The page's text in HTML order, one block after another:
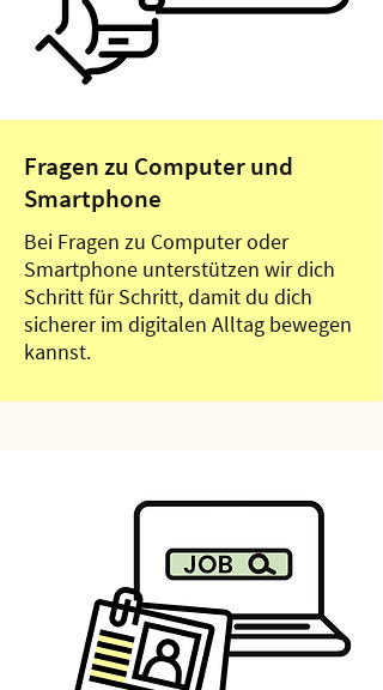
Fragen zu Computer und
Smartphone
Bei Fragen zu Computer oder
Smartphone unterstützen wir dich
Schritt für Schritt, damit du dich
sicherer im digitalen Alltag bewegen
kannst.